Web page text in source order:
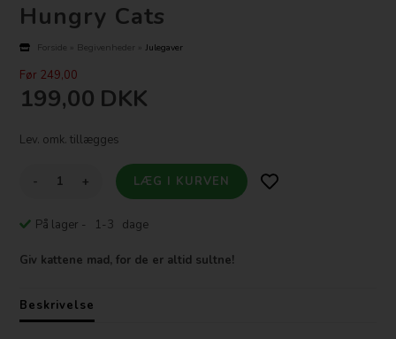
Hungry Cats
Forside » Begivenheder » Julegaver
Før 249,00
199,00 DKK
Lev. omk. tillægges
- +
På lager - 1-3 dage
Giv kattene mad, for de er altid sultne!
Beskrivelse